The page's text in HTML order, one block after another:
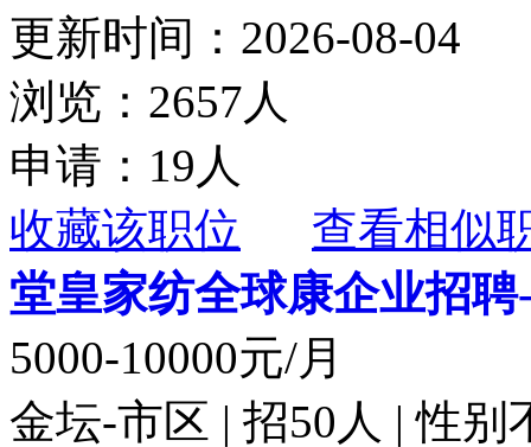
更新时间：2026-08-04
浏览：2657人
申请：19人
收藏该职位
查看相似
堂皇家纺全球康企业招聘
5000-10000元/月
金坛-市区 | 招50人 | 性